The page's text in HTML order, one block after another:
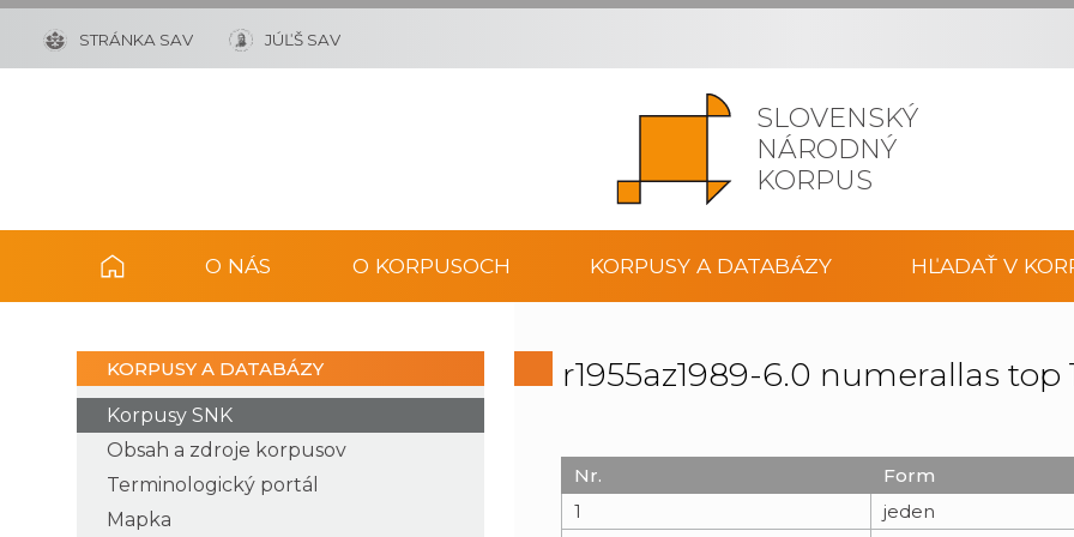
SLOVENSKÝ
NÁRODNÝ
KORPUS
STRÁNKA SAV JÚĽŠ SAV
O NÁS O KORPUSOCH KORPUSY A DATABÁZY HĽADAŤ V
KORPUSY A DATABÁZY
Korpusy SNK
Obsah a zdroje korpusov
Terminologický portál
Mapka
r1955az1989-6.0 numerallas top
Nr. Form
1
jeden